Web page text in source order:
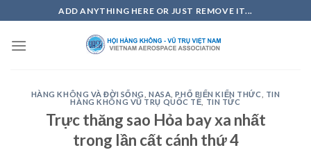
to
content
ADD ANYTHING HERE OR JUST REMOVE IT...
HÀNG KHÔNG VÀ ĐỜI SỐNG ,NASA ,PHỔ BIẾN KIẾN THỨC
TIN
HÀNG KHÔNG VŨ TRỤ QUỐC TẾ
TIN TỨC
Trực thăng sao Hỏa bay xa nhất
trong lần cất cánh thứ 4